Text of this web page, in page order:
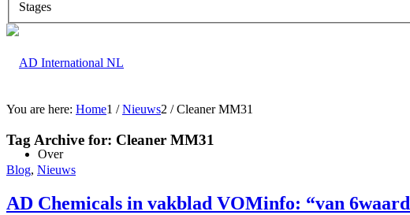
Stages
Over
You are here: Home1 / Nieuws2 / Cleaner MM31
Tag Archive for: Cleaner MM31
Blog, Nieuws
AD Chemicals in vakblad VOMinfo: “van